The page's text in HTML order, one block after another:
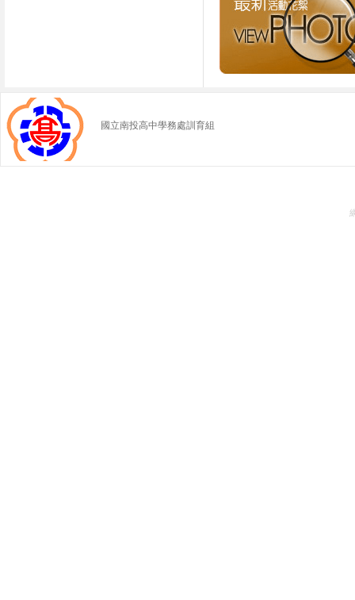
國立南投高中學務處訓育組